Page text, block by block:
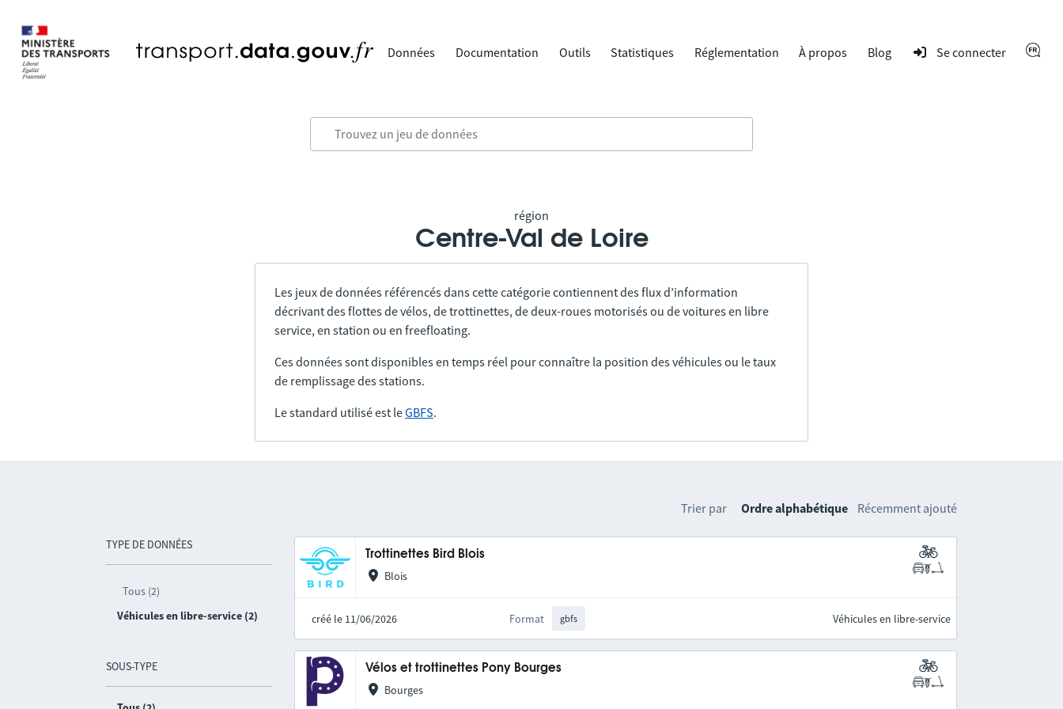
Données Documentation Outils Statistiques Réglementation À propos Blog Se connecter
région
Centre-Val de Loire
Les jeux de données référencés dans cette catégorie contiennent des flux d’information
décrivant des flottes de vélos, de trottinettes, de deux-roues motorisés ou de voitures en libre
service, en station ou en freefloating.
Ces données sont disponibles en temps réel pour connaître la position des véhicules ou le taux
de remplissage des stations.
Le standard utilisé est leGBFS.
TYPE DE DONNÉES
Tous (2)
Véhicules en libre-service (2)
SOUS-TYPE
Trier par Ordre alphabétique Récemment ajouté
Trottinettes Bird Blois
Blois
créé le 11/06/2026 Format gbfs Véhicules en libre-service
Vélos et trottinettes Pony Bourges
Bourges